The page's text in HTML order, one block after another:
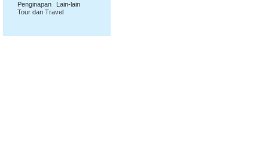
Penginapan
Lain-lain
Tour dan Travel